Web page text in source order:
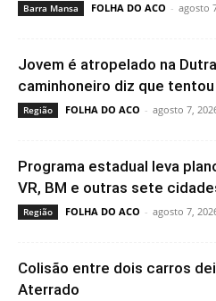
Barra Mansa FOLHA DO ACO - agosto
Jovem é atropelado na
caminhoneiro diz que
Região FOLHA DO ACO - agosto 7,
Programa estadual leva
VR, BM e outras sete
Região FOLHA DO ACO - agosto 7,
Colisão entre dois carros
Aterrado